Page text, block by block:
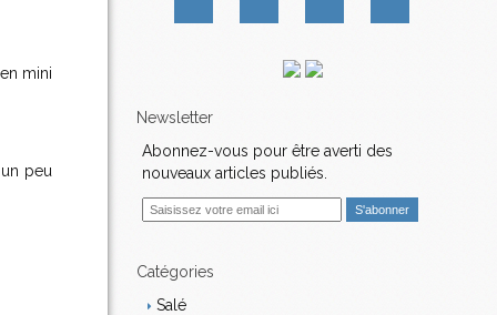
mini
peu
Newsletter
Abonnez-vous pour être averti des
nouveaux articles publiés.
i Catégories
Salé